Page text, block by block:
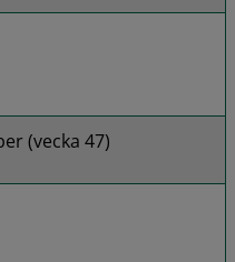
(vecka 47)